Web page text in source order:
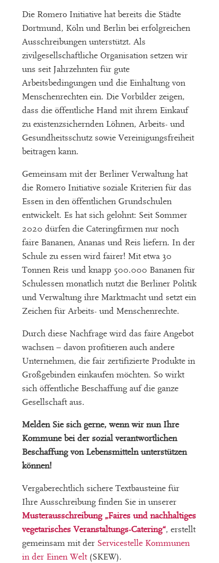
Die Romero Initiative hat bereits die Städte
Dortmund, Köln und Berlin bei erfolgreichen
Ausschreibungen unterstützt. Als
zivilgesellschaftliche Organisation setzen wir
uns seit Jahrzehnten für gute
Arbeitsbedingungen und die Einhaltung von
Menschenrechten ein. Die Vorbilder zeigen,
dass die öffentliche Hand mit ihrem Einkauf
zu existenzsichernden Löhnen, Arbeits- und
Gesundheitsschutz sowie Vereinigungsfreiheit
beitragen kann.
Gemeinsam mit der Berliner Verwaltung hat
die Romero Initiative soziale Kriterien für das
Essen in den öffentlichen Grundschulen
entwickelt. Es hat sich gelohnt: Seit Sommer
2020 dürfen die Cateringfirmen nur noch
faire Bananen, Ananas und Reis liefern. In der
Schule zu essen wird fairer! Mit etwa 30
Tonnen Reis und knapp 500.000 Bananen für
Schulessen monatlich nutzt die Berliner Politik
und Verwaltung ihre Marktmacht und setzt ein
Zeichen für Arbeits- und Menschenrechte.
Durch diese Nachfrage wird das faire Angebot
wachsen – davon profitieren auch andere
Unternehmen, die fair zertifizierte Produkte in
Großgebinden einkaufen möchten. So wirkt
sich öffentliche Beschaffung auf die ganze
Gesellschaft aus.
Melden Sie sich gerne, wenn wir nun Ihre
Kommune bei der sozial verantwortlichen
Beschaffung von Lebensmitteln unterstützen
können!
Vergaberechtlich sichere Textbausteine für
Ihre Ausschreibung finden Sie in unserer
Musterausschreibung „Faires und nachhaltiges
vegetarisches Veranstaltungs-Catering“, erstellt
gemeinsam mit der Servicestelle Kommunen
in der Einen Welt(SKEW).